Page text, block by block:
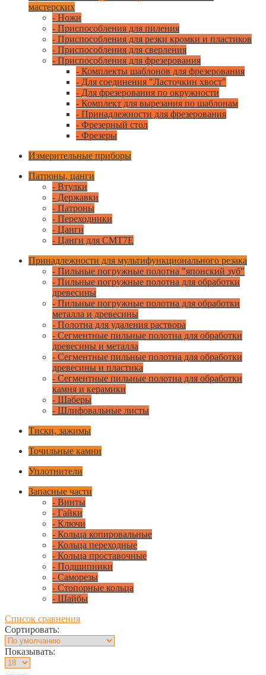
мастерских
- Ножи
- Приспособления для пиления
- Приспособления для резки кромки и пластиков
- Приспособления для сверления
- Приспособления для фрезерования
- Комплекты шаблонов для фрезерования
- Для соединения "Ласточкин хвост"
- Для фрезерования по окружности
- Комплект для вырезания по шаблонам
- Принадлежности для фрезерования
- Фрезерный стол
- Фрезеры
Измерительные приборы
Патроны, цанги
- Втулки
- Державки
- Патроны
- Переходники
- Цанги
- Цанги для CMT7E
Принадлежности для мультифункционального резака
- Пильные погружные полотна "японский зуб"
- Пильные погружные полотна для обработки
древесины
- Пильные погружные полотна для обработки
металла и древесины
- Полотна для удаления раствора
- Сегментные пильные полотна для обработки
древесины и металла
- Сегментные пильные полотна для обработки
древесины и пластика
- Сегментные пильные полотна для обработки
камня и керамики
- Шаберы
- Шлифовальные листы
Тиски, зажимы
Точильные камни
Уплотнители
Запасные части
- Винты
- Гайки
- Ключи
- Кольца копировальные
- Кольца переходные
- Кольца проставочные
- Подшипники
- Саморезы
- Стопорные кольца
- Шайбы
Список сравнения
Сортировать:
Показывать: